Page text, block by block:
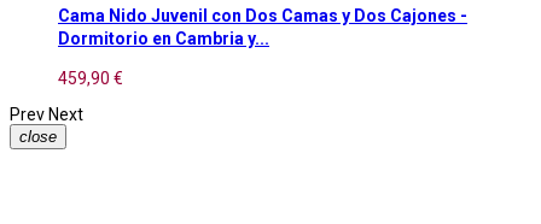
Cama Nido Juvenil con Dos Camas y Dos Cajones -
Dormitorio en Cambria y...
459,90 €
Prev Next
close